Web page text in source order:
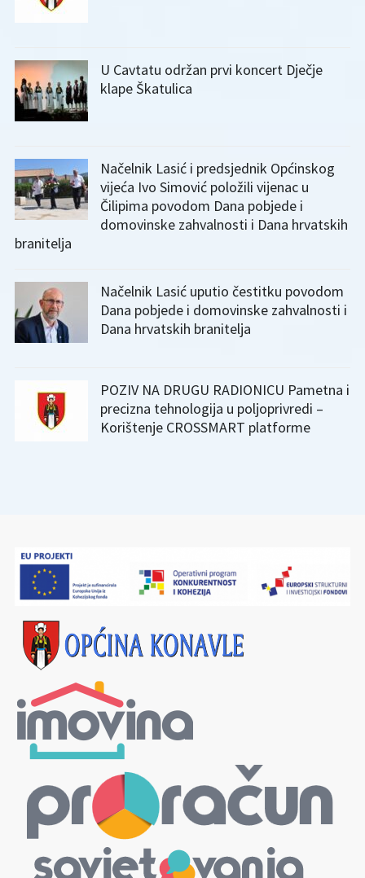
U Cavtatu održan prvi koncert Dječje
klape Škatulica
Načelnik Lasić i predsjednik Općinskog
vijeća Ivo Simović položili vijenac u
Čilipima povodom Dana pobjede i
domovinske zahvalnosti i Dana hrvatskih
branitelja
Načelnik Lasić uputio čestitku povodom
Dana pobjede i domovinske zahvalnosti i
Dana hrvatskih branitelja
POZIV NA DRUGU RADIONICU Pametna i
precizna tehnologija u poljoprivredi –
Korištenje CROSSMART platforme